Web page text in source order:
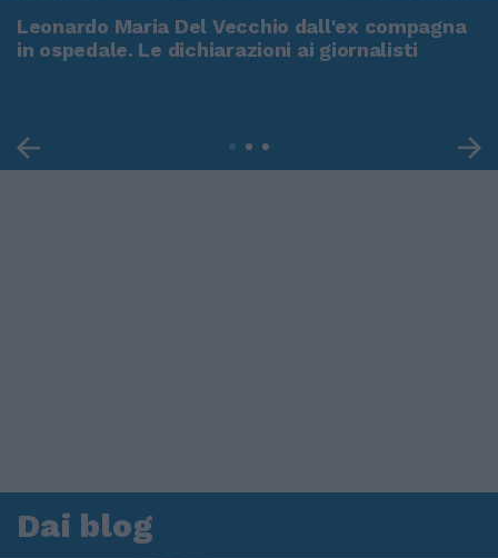
Leonardo Maria Del Vecchio dall'ex compagna
in ospedale. Le dichiarazioni ai giornalisti
Dai blog